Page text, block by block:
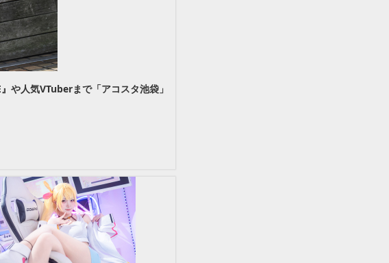
や人気VTuberまで「アコスタ池袋」